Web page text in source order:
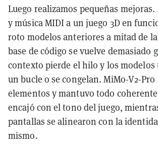
Luego realizamos pequeñas
y música MIDI a un juego 3D en
roto modelos anteriores a mitad de
base de código se vuelve demasiado
contexto pierde el hilo y los
un bucle o se congelan. MiMo-V2-
elementos y mantuvo todo
encajó con el tono del juego,
pantallas se alinearon con la
mismo.